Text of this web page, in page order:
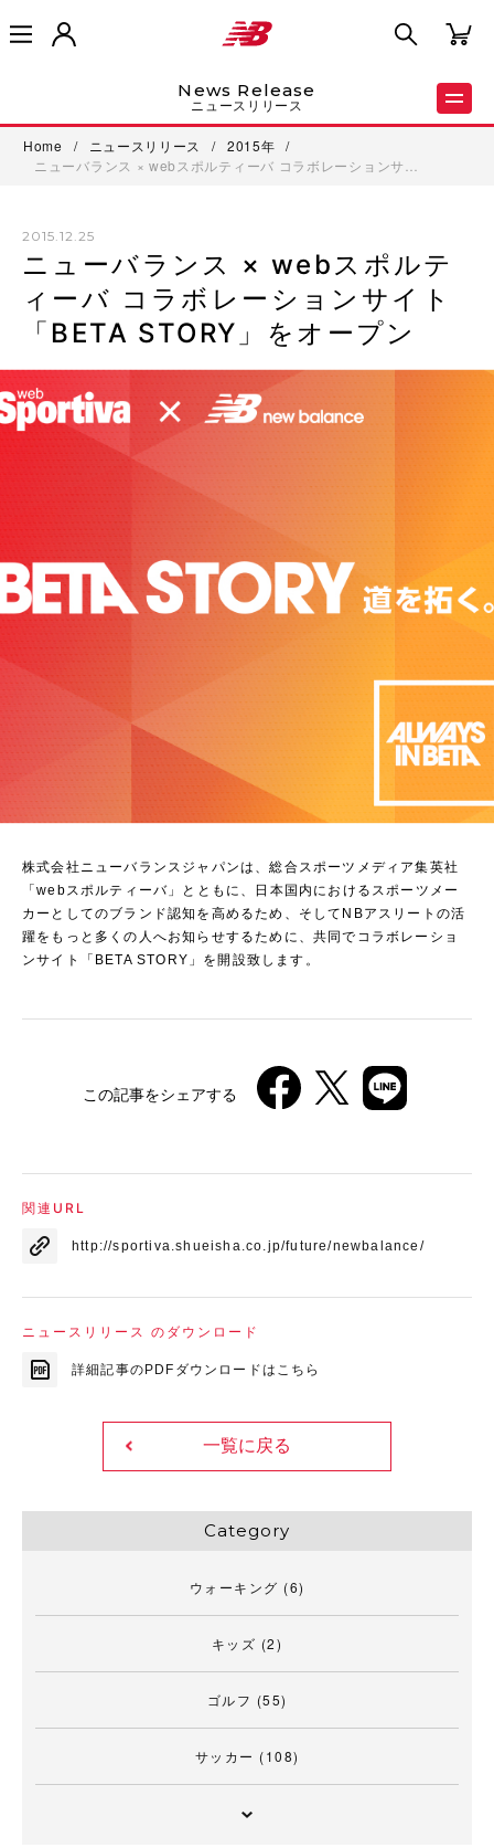
News Release
ニュースリリース
Home / ニュースリリース / 2015年
/
ニューバランス × webスポルティーバ コラボレーションサ…
2015.12.25
ニューバランス × webスポルテ
ィーバ コラボレーションサイト
「BETA STORY」をオープン
株式会社ニューバランスジャパンは、総合スポーツメディア集英社
「webスポルティーバ」とともに、日本国内におけるスポーツメー
カーとしてのブランド認知を高めるため、そしてNBアスリートの活
躍をもっと多くの人へお知らせするために、共同でコラボレーショ
ンサイト「BETA STORY」を開設致します。
この記事をシェアする
関連URL
http://sportiva.shueisha.co.jp/future/newbalance/
ニュースリリース のダウンロード
詳細記事のPDFダウンロードはこちら
一覧に戻る
Category
ウォーキング (6)
キッズ (2)
ゴルフ (55)
サッカー (108)